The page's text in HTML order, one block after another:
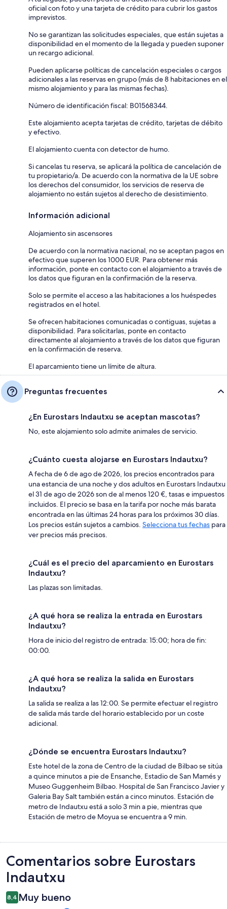
oficial con foto y una tarjeta de crédito para cubrir los gastos
imprevistos.
No se garantizan las solicitudes especiales, que están sujetas a
disponibilidad en el momento de la llegada y pueden suponer
un recargo adicional.
Pueden aplicarse políticas de cancelación especiales o cargos
adicionales a las reservas en grupo (más de 8 habitaciones en el
mismo alojamiento y para las mismas fechas).
Número de identificación fiscal: B01568344.
Este alojamiento acepta tarjetas de crédito, tarjetas de débito
y efectivo.
El alojamiento cuenta con detector de humo.
Si cancelas tu reserva, se aplicará la política de cancelación de
tu propietario/a. De acuerdo con la normativa de la UE sobre
los derechos del consumidor, los servicios de reserva de
alojamiento no están sujetos al derecho de desistimiento.
Información adicional
Alojamiento sin ascensores
De acuerdo con la normativa nacional, no se aceptan pagos en
efectivo que superen los 1000 EUR. Para obtener más
información, ponte en contacto con el alojamiento a través de
los datos que figuran en la confirmación de la reserva.
Solo se permite el acceso a las habitaciones a los huéspedes
registrados en el hotel.
Se ofrecen habitaciones comunicadas o contiguas, sujetas a
disponibilidad. Para solicitarlas, ponte en contacto
directamente al alojamiento a través de los datos que figuran
en la confirmación de reserva.
El aparcamiento tiene un límite de altura.
Preguntas frecuentes
¿En Eurostars Indautxu se aceptan mascotas?
No, este alojamiento solo admite animales de servicio.
¿Cuánto cuesta alojarse en Eurostars Indautxu?
A fecha de 6 de ago de 2026, los precios encontrados para
una estancia de una noche y dos adultos en Eurostars Indautxu
el 31 de ago de 2026 son de al menos 120 €, tasas e impuestos
incluidos. El precio se basa en la tarifa por noche más barata
encontrada en las últimas 24 horas para los próximos 30 días.
Los precios están sujetos a cambios. Selecciona tus fechas para
ver precios más precisos.
¿Cuál es el precio del aparcamiento en Eurostars
Indautxu?
Las plazas son limitadas.
¿A qué hora se realiza la entrada en Eurostars
Indautxu?
Hora de inicio del registro de entrada: 15:00; hora de fin:
00:00.
¿A qué hora se realiza la salida en Eurostars
Indautxu?
La salida se realiza a las 12:00. Se permite efectuar el registro
de salida más tarde del horario establecido por un coste
adicional.
¿Dónde se encuentra Eurostars Indautxu?
Este hotel de la zona de Centro de la ciudad de Bilbao se sitúa
a quince minutos a pie de Ensanche, Estadio de San Mamés y
Museo Guggenheim Bilbao. Hospital de San Francisco Javier y
Galeria Bay Salt también están a cinco minutos. Estación de
metro de Indautxu está a solo 3 min a pie, mientras que
Estación de metro de Moyua se encuentra a 9 min.
Comentarios
Comentarios sobre Eurostars
Indautxu
8,4 Muy bueno